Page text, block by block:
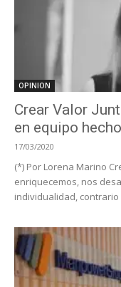
OPINION
Crear Valor
en equipo
17/03/2020
(*) Por Lorena Marino
enriquecemos, nos
individualidad,